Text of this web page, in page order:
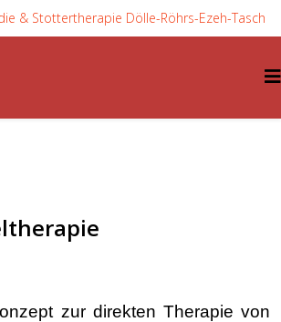
zur direkten Therapie von